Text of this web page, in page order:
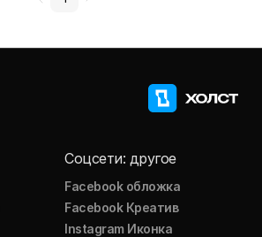
Соцсети: другое
Facebook обложка
Facebook Креатив
Instagram Иконка